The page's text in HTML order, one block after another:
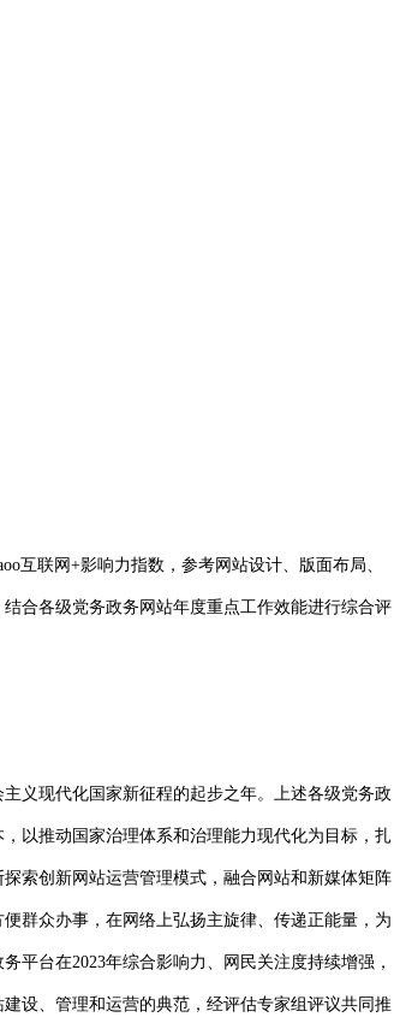
联网+影响力指数，参考网站设计、版面布局、
合各级党务政务网站年度重点工作效能进行综合评
义现代化国家新征程的起步之年。上述各级党务政
以推动国家治理体系和治理能力现代化为目标，扎
索创新网站运营管理模式，融合网站和新媒体矩阵
群众办事，在网络上弘扬主旋律、传递正能量，为
平台在2023年综合影响力、网民关注度持续增强，
设、管理和运营的典范，经评估专家组评议共同推